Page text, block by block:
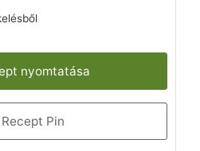
nyomtatása
Recept Pin